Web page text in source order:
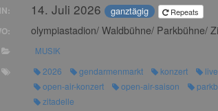
14. Juli 2026 ganztägig Repeats
olympiastadion/ Waldbühne/ Parkbühne/
MUSIK
2026 gendarmenmarkt konzert live
open-air-konzert
open-air-saison
zitadelle